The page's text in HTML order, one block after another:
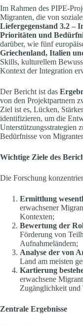
Im Rahmen des PIPE-
Migranten, die von
Liefergegenstand 3.2 –
Prioritäten und
darüber, wie fünf
Griechenland, Italien
Skills, kulturellem
Kontext der Integration
Der Bericht ist das
von den Projektpartnern
Ziel ist es, Lücken,
identifizieren, um die
Unterstützungsstrategien
Bedürfnisse von
Wichtige Ziele des
Die Forschung
Ermittlung
erwachsener
Kontexten;
Bewertung der
Förderung von
Aufnahmeländern;
Analyse der von
Land am meisten
Kartierung
erwachsene
Zugänglichkeit und
Zentrale Ergebnisse